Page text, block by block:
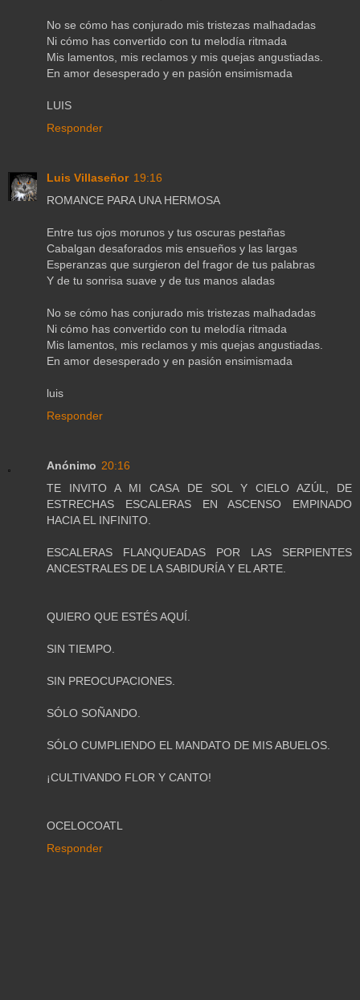
No se cómo has conjurado mis tristezas malhadadas
Ni cómo has convertido con tu melodía ritmada
Mis lamentos, mis reclamos y mis quejas angustiadas.
En amor desesperado y en pasión ensimismada
LUIS
Responder
Luis Villaseñor 19:16
ROMANCE PARA UNA HERMOSA
Entre tus ojos morunos y tus oscuras pestañas
Cabalgan desaforados mis ensueños y las largas
Esperanzas que surgieron del fragor de tus palabras
Y de tu sonrisa suave y de tus manos aladas
No se cómo has conjurado mis tristezas malhadadas
Ni cómo has convertido con tu melodía ritmada
Mis lamentos, mis reclamos y mis quejas angustiadas.
En amor desesperado y en pasión ensimismada
luis
Responder
Anónimo 20:16
TE INVITO A MI CASA DE SOL Y CIELO AZÚL, DE
ESTRECHAS ESCALERAS EN ASCENSO EMPINADO
HACIA EL INFINITO.
ESCALERAS FLANQUEADAS POR LAS SERPIENTES
ANCESTRALES DE LA SABIDURÍA Y EL ARTE.
QUIERO QUE ESTÉS AQUÍ.
SIN TIEMPO.
SIN PREOCUPACIONES.
SÓLO SOÑANDO.
SÓLO CUMPLIENDO EL MANDATO DE MIS ABUELOS.
¡CULTIVANDO FLOR Y CANTO!
OCELOCOATL
Responder